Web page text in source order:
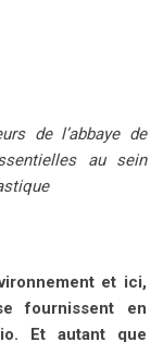
de l’abbaye de
au sein
et ici,
fournissent en
Et autant que